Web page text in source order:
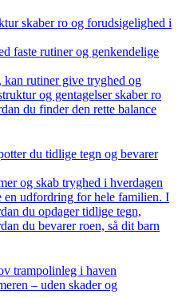
skaber ro og forudsigelighed i
faste rutiner og genkendelige
rutiner give tryghed og
og gentagelser skaber ro
du finder den rette balance
du tidlige tegn og bevarer
og skab tryghed i hverdagen
en udfordring for hele familien. I
du opdager tidlige tegn,
du bevarer roen, så dit barn
trampolinleg i haven
– uden skader og